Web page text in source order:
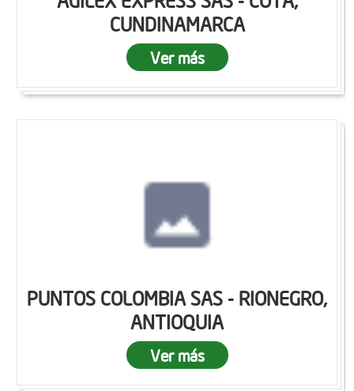
CUNDINAMARCA
Ver más
PUNTOS COLOMBIA SAS - RIONEGRO,
ANTIOQUIA
Ver más